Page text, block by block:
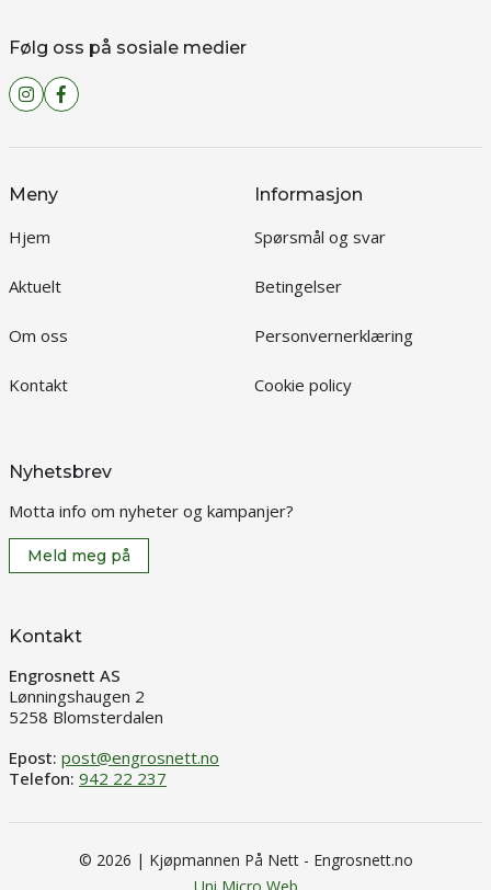
Følg oss på sosiale medier
Meny
Hjem
Aktuelt
Om oss
Kontakt
Informasjon
Spørsmål og svar
Betingelser
Personvernerklæring
Cookie policy
Nyhetsbrev
Motta info om nyheter og kampanjer?
Meld meg på
Kontakt
Engrosnett AS
Lønningshaugen 2
5258 Blomsterdalen
Epost: post@engrosnett.no
Telefon: 942 22 237
© 2026 | Kjøpmannen På Nett - Engrosnett.no